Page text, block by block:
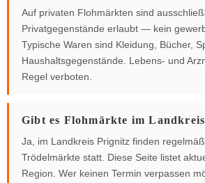
Auf privaten Flohmärkten sind
Privatgegenstände erlaubt — kein
Typische Waren sind Kleidung, Bücher,
Haushaltsgegenstände. Lebens- und
Regel verboten.
Gibt es Flohmärkte im
Ja, im Landkreis Prignitz finden
Trödelmärkte statt. Diese Seite listet
Region. Wer keinen Termin verpassen